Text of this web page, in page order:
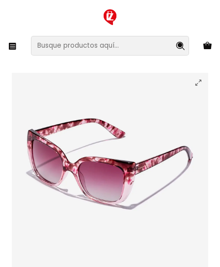
XMAS SALE ¡Compra antes de que la oferta termine!
Lentes y Accesorios Lentes de Sol
Lentes de Sol Polarizado Hawkers Brigitte HBRI22CPTP